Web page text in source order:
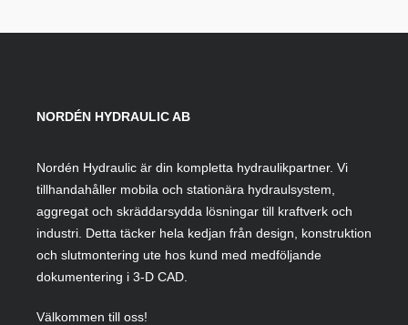
NORDÉN HYDRAULIC AB
Nordén Hydraulic är din kompletta hydraulikpartner. Vi
tillhandahåller mobila och stationära hydraulsystem,
aggregat och skräddarsydda lösningar till kraftverk och
industri. Detta täcker hela kedjan från design, konstruktion
och slutmontering ute hos kund med medföljande
dokumentering i 3-D CAD.
Välkommen till oss!